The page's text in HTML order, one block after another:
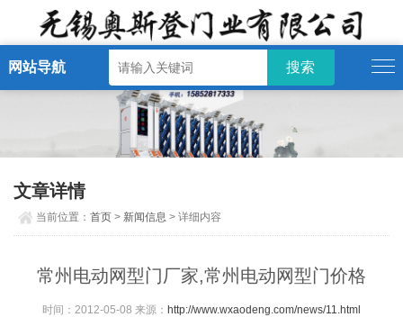
网站导航
文章详情
当前位置：首页 > 新闻信息 > 详细内容
常州电动网型门厂家,常州电动网型门价格
时间：2012-05-08 来源： http://www.wxaodeng.com/news/11.html